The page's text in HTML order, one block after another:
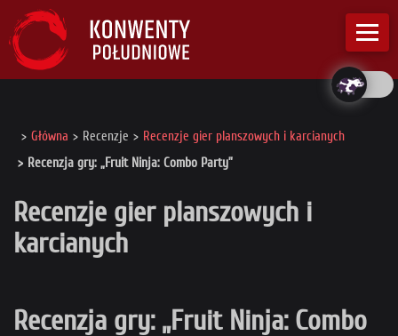
Główna Recenzje
Recenzje gier planszowych i karcianych
Recenzja gry: „Fruit Ninja: Combo Party”
Recenzje gier planszowych i
karcianych
Recenzja gry: „Fruit Ninja: Combo